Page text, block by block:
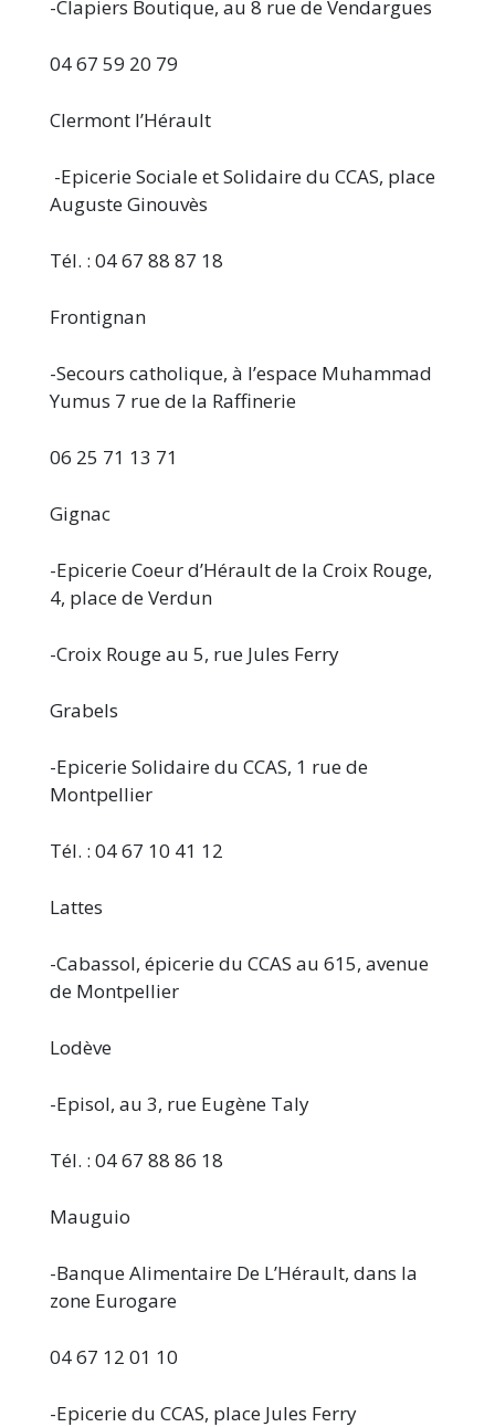
-Clapiers Boutique, au 8 rue de Vendargues
04 67 59 20 79
Clermont l’Hérault
-Epicerie Sociale et Solidaire du CCAS, place
Auguste Ginouvès
Tél. : 04 67 88 87 18
Frontignan
-Secours catholique, à l’espace Muhammad
Yumus 7 rue de la Raffinerie
06 25 71 13 71
Gignac
-Epicerie Coeur d’Hérault de la Croix Rouge,
4, place de Verdun
-Croix Rouge au 5, rue Jules Ferry
Grabels
-Epicerie Solidaire du CCAS, 1 rue de
Montpellier
Tél. : 04 67 10 41 12
Lattes
-Cabassol, épicerie du CCAS au 615, avenue
de Montpellier
Lodève
-Episol, au 3, rue Eugène Taly
Tél. : 04 67 88 86 18
Mauguio
-Banque Alimentaire De L’Hérault, dans la
zone Eurogare
04 67 12 01 10
-Epicerie du CCAS, place Jules Ferry